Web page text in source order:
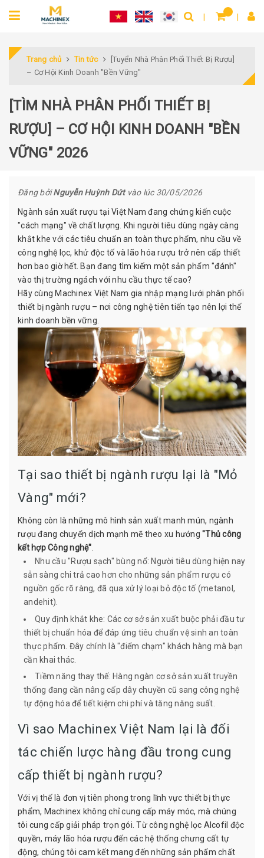
Trang chủ Tin tức
[Tuyển Nhà Phân Phối Thiết Bị Rượu]
– Cơ Hội Kinh Doanh "Bền Vững"
[TÌM NHÀ PHÂN PHỐI THIẾT BỊ
RƯỢU] – CƠ HỘI KINH DOANH "BỀN
VỮNG" 2026
Đăng bởiNguyễn Huỳnh Dứtvào lúc 30/05/2026
Ngành sản xuất rượu tại Việt Nam đang chứng kiến cuộc
"cách mạng" về chất lượng. Khi người tiêu dùng ngày càng
khắt khe với các tiêu chuẩn an toàn thực phẩm, nhu cầu về
công nghệ lọc, khử độc tố và lão hóa rượu trở nên cấp thiết
hơn bao giờ hết. Bạn đang tìm kiếm một sản phẩm "đánh"
vào thị trường ngách với nhu cầu thực tế cao?
Hãy cùng Machinex Việt Nam gia nhập mạng lưới phân phối
thiết bị ngành rượu – nơi công nghệ tiên tiến tạo nên lợi thế
kinh doanh bền vững.
Tại sao thiết bị ngành rượu lại là "Mỏ
Vàng" mới?
Không còn là những mô hình sản xuất manh mún, ngành
rượu đang chuyển dịch mạnh mẽ theo xu hướng "Thủ công
kết hợp Công nghệ".
Nhu cầu "Rượu sạch" bùng nổ: Người tiêu dùng hiện nay
sẵn sàng chi trả cao hơn cho những sản phẩm rượu có
nguồn gốc rõ ràng, đã qua xử lý loại bỏ độc tố (metanol,
andehit).
Quy định khắt khe: Các cơ sở sản xuất buộc phải đầu tư
thiết bị chuẩn hóa để đáp ứng tiêu chuẩn vệ sinh an toàn
thực phẩm. Đây chính là "điểm chạm" khách hàng mà bạn
cần khai thác.
Tiềm năng thay thế: Hàng ngàn cơ sở sản xuất truyền
thống đang cần nâng cấp dây chuyền cũ sang công nghệ
tự động hóa để tiết kiệm chi phí và tăng năng suất.
Vì sao Machinex Việt Nam lại là đối
tác chiến lược hàng đầu trong cung
cấp thiết bị ngành rượu?
Với vị thế là đơn vị tiên phong trong lĩnh vực thiết bị thực
phẩm, Machinex không chỉ cung cấp máy móc, mà chúng
tôi cung cấp giải pháp trọn gói. Từ công nghệ lọc Alcofil độc
quyền, máy lão hóa rượu đến các hệ thống chưng cất tự
động, chúng tôi cam kết mang đến những sản phẩm chất